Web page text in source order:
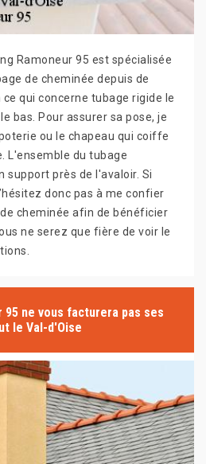
Ramoneur 95 est spécialisée
de cheminée depuis de
qui concerne tubage rigide le
bas. Pour assurer sa pose, je
ou le chapeau qui coiffe
L'ensemble du tubage
support près de l'avaloir. Si
donc pas à me confier
cheminée afin de bénéficier
ne serez que fière de voir le
95 ne vous facturera pas ses
le Val-d'Oise